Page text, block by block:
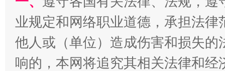
业规定和网络职业道德，承担法
他人或（单位）造成伤害和损失
响的，本网将追究其相关法律和